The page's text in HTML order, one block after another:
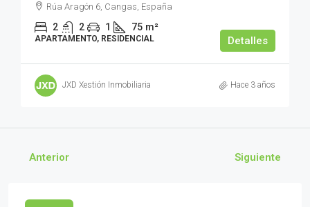
Rúa Aragón 6, Cangas, España
2 2 1 75 m²
APARTAMENTO, RESIDENCIAL Detalles
JXD Xestión Inmobiliaria Hace 3 años
Anterior Siguiente